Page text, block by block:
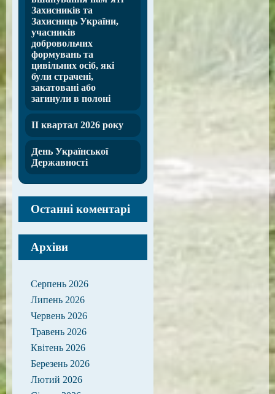
Захисників та
Захисниць України,
учасників
добровольчих
формувань та
цивільних осіб, які
були страчені,
закатовані або
загинули в полоні
ІІ квартал 2026 року
День Української
Державності
Останні коментарі
Архіви
Серпень 2026
Липень 2026
Червень 2026
Травень 2026
Квітень 2026
Березень 2026
Лютий 2026